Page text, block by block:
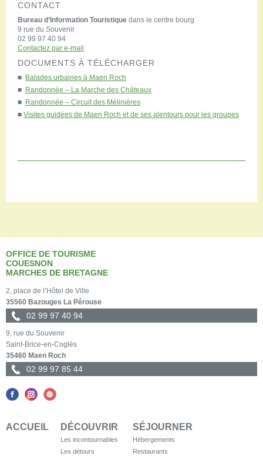
CONTACT
Bureau d’Information Touristique dans le centre bourg
9 rue du Souvenir
02 99 97 40 94
Contactez par e-mail
DOCUMENTS À TÉLÉCHARGER
■ Balades urbaines à Maen Roch
■ Randonnée – La Marche des Châteaux
■ Randonnée – Circuit des Mélinières
■ Visites guidées de Maen Roch et de ses alentours pour les groupes
OFFICE DE TOURISME
COUESNON
MARCHES DE BRETAGNE
2, place de l’Hôtel de Ville
35560 Bazouges La Pérouse
02 99 97 40 94
9, rue du Souvenir
Saint-Brice-en-Coglès
35460 Maen Roch
02 99 97 85 44
ACCUEIL DÉCOUVRIR
Les incontournables
Les détours
SÉJOURNER
Hébergements
Restaurants